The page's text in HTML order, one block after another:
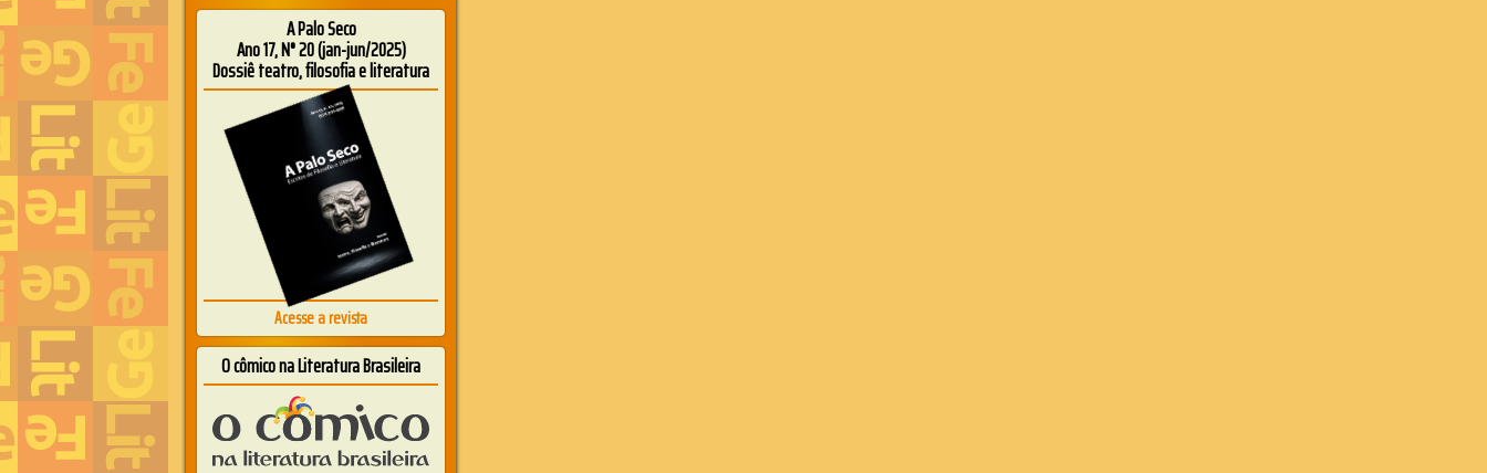
A Palo Seco
Ano 17, N° 20 (jan-jun/2025)
Dossiê teatro, filosofia e literatura
Acesse a revista
O cômico na Literatura Brasileira